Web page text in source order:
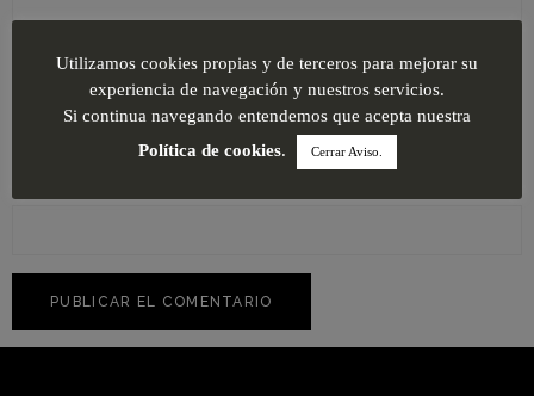
Correo electrónico*
Utilizamos cookies propias y de terceros para mejorar su
experiencia de navegación y nuestros servicios.
Si continua navegando entendemos que acepta nuestra
Política de cookies. Cerrar Aviso.